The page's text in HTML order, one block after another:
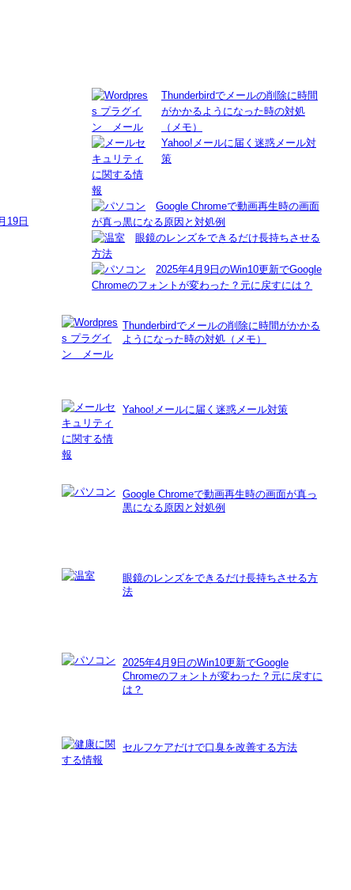
19日
Thunderbirdでメールの削除に時間
がかかるようになった時の対処
（メモ）
Yahoo!メールに届く迷惑メール対
策
Google Chromeで動画再生時の画面
が真っ黒になる原因と対処例
眼鏡のレンズをできるだけ長持ちさせる
方法
2025年4月9日のWin10更新でGoogle
Chromeのフォントが変わった？元に戻すには？
Thunderbirdでメールの削除に時間がかかる
ようになった時の対処（メモ）
Yahoo!メールに届く迷惑メール対策
Google Chromeで動画再生時の画面が真っ
黒になる原因と対処例
眼鏡のレンズをできるだけ長持ちさせる方
法
2025年4月9日のWin10更新でGoogle
Chromeのフォントが変わった？元に戻すに
は？
セルフケアだけで口臭を改善する方法